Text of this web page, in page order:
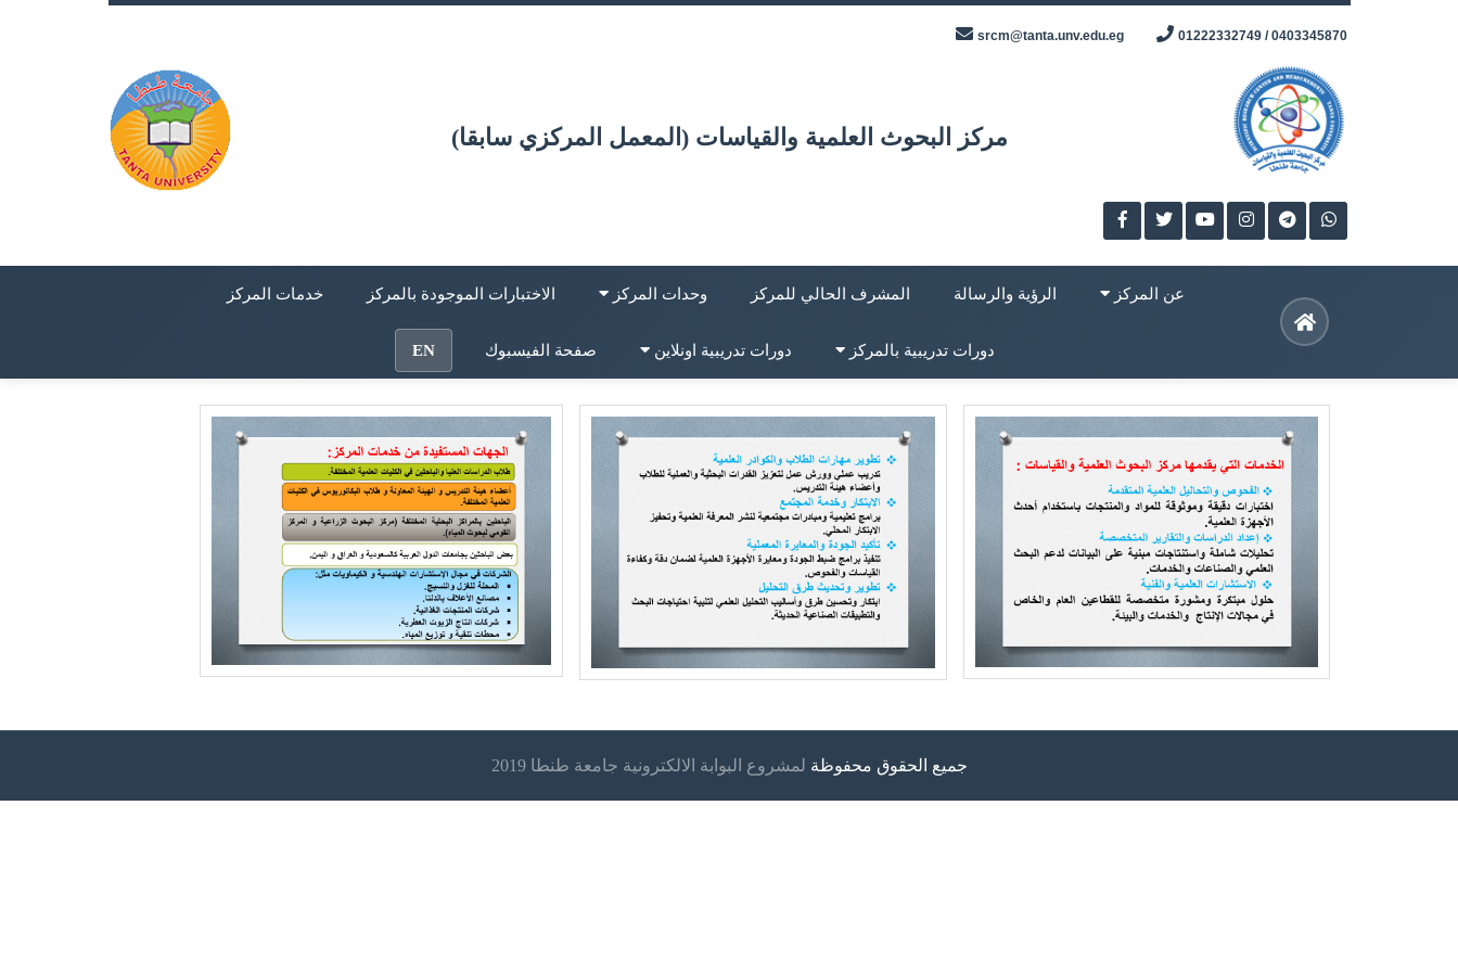
مركز البحوث العلمية والقياسات (المعمل المركزي سابقا)
0403345870 / 01222332749
srcm@tanta.unv.edu.eg
عن المركز الرؤية والرسالة المشرف الحالي للمركز وحدات المركز الاختبارات الموجودة بالمركز خدمات المركز
دورات تدريبية بالمركز دورات تدريبية اونلاين صفحة الفيسبوك EN
جميع الحقوق محفوظة لمشروع البوابة الالكترونية جامعة طنطا 2019